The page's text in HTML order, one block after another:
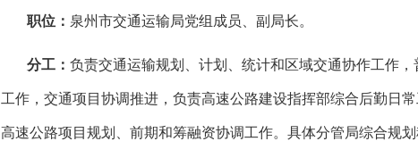
职位： 泉州市交通运输局党组成员、副局长。
分工：负责交通运输规划、计划、统计和区域交通协作工作
工作，交通项目协调推进，负责高速公路建设指挥部综合后勤日
高速公路项目规划、前期和筹融资协调工作。具体分管局综合规